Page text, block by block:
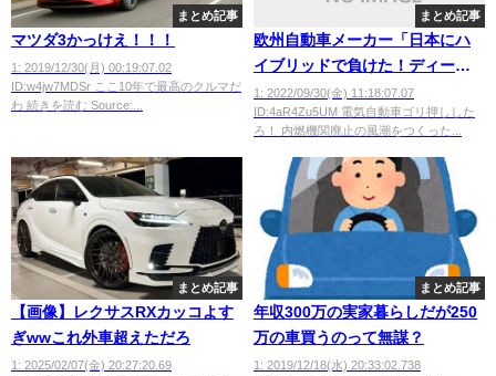
まとめ記事
マツダ3かっけえ！！！
1: 2019/12/30(月) 00:19:07.02
ID:w4jw7MDSr ここ10年で最高のクルマだ
わ 続きを読む Source:...
まとめ記事
欧州自動車メーカー「日本にハ
イブリッドで負けた！ディーゼ
ルで大失態晒した！クッソ！せ
や！」
1: 2022/09/30(金) 11:18:07.07
ID:4aR4Zu5UM 電気自動車ゴリ押しした
ろ！ 内燃機関廃止の風潮をつくった...
まとめ記事
【画像】レクサスRXカッコよす
ぎwwこれ外車超えただろ
1: 2025/02/07(金) 20:27:20.69
まとめ記事
年収300万の実家暮らしだが250
万の車買うのって無謀？
1: 2019/12/18(水) 20:33:02.738